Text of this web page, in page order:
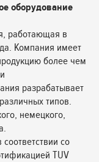
оборудование
работающая в
Компания имеет
более чем
разрабатывает
типов.
немецкого,
со
TUV